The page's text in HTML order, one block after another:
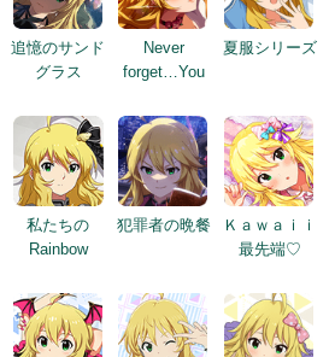
追憶のサンド
グラス
Never
forget…You
夏服シリーズ
私たちの
Rainbow
犯罪者の晩餐
Ｋａｗａｉｉ
最先端♡